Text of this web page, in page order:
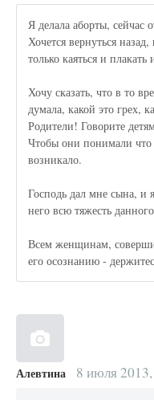
Я делала аборты, сейчас
Хочется вернуться
только каяться и плакать
Хочу сказать, что в то
думала, какой это грех,
Родители! Говорите
Чтобы они понимали что
возникало.
Господь дал мне сына, и
него всю тяжесть
Всем женщинам,
его осознанию -
Алевтина 8 июля